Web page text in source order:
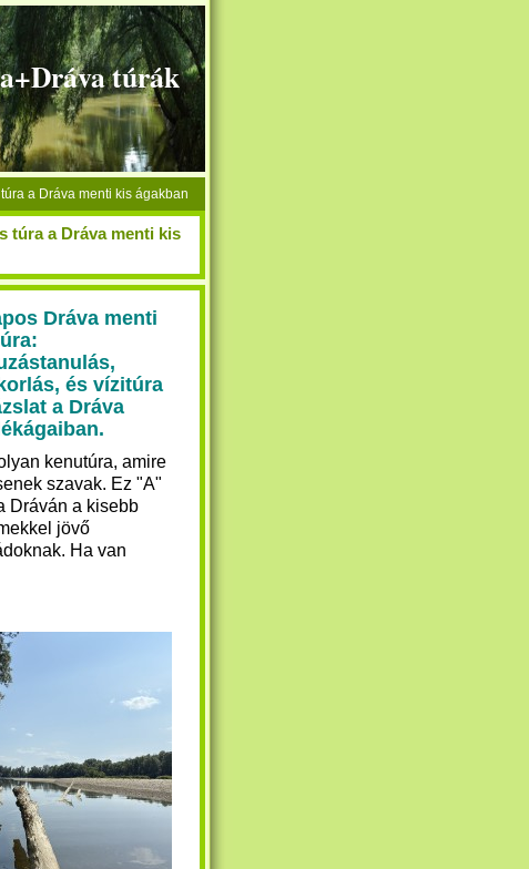
túrák
a Dráva menti kis ágakban
túra a Dráva menti kis
Dráva menti
és vízitúra
a Dráva
kenutúra, amire
szavak. Ez "A"
Dráván a kisebb
jövő
Ha van